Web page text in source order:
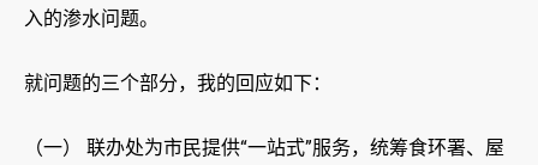
入的渗水问题。
就问题的三个部分，我的回应如下：
（一） 联办处为市民提供“一站式”服务，统筹食环署、屋